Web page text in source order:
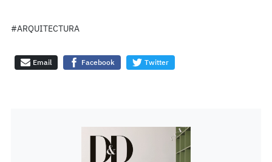
#ARQUITECTURA
Email Facebook Twitter